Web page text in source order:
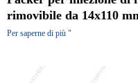
rimovibile da 14x110
Per saperne di più "